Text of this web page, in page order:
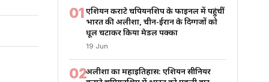
01एशियन कराटे चैंपियनशिप के फाइनल में पहुंचीं
भारत की अलीशा, चीन-ईरान के दिग्गजों को
धूल चटाकर किया मेडल पक्का
19 Jun
02अलीशा का महाइतिहास: एशियन सीनियर